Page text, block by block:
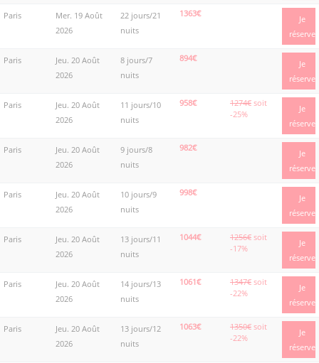
Paris
Mer. 19 Août
2026
22 jours/21
nuits
1363€
Je
réserve
Paris
Jeu. 20 Août
2026
8 jours/7
nuits
894€
Je
réserve
Paris
Jeu. 20 Août
2026
11 jours/10
nuits
958€ 1274€ soit
-25%
Je
réserve
Paris
Jeu. 20 Août
2026
9 jours/8
nuits
982€
Je
réserve
Paris
Jeu. 20 Août
2026
10 jours/9
nuits
998€
Je
réserve
Paris
Jeu. 20 Août
2026
13 jours/11
nuits
1044€ 1256€ soit
-17%
Je
réserve
Paris
Jeu. 20 Août
2026
14 jours/13
nuits
1061€ 1347€ soit
-22%
Je
réserve
Paris
Jeu. 20 Août
2026
13 jours/12
nuits
1063€ 1350€ soit
-22%
Je
réserve